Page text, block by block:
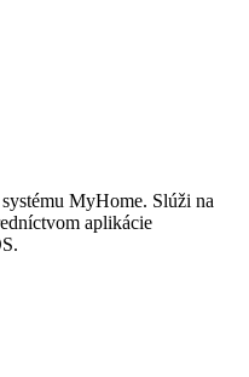
MyHome. Slúži na
aplikácie